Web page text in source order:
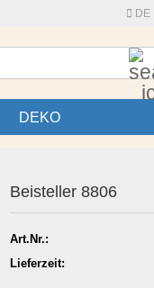
DE
DEKO
Beisteller 8806
Art.Nr.:
Lieferzeit: